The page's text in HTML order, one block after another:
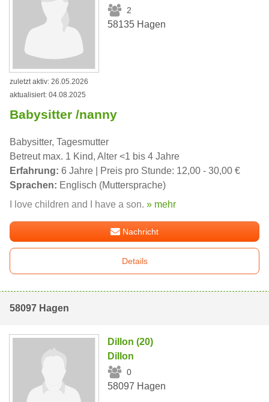
2
58135 Hagen
zuletzt aktiv: 26.05.2026
aktualisiert: 04.08.2025
Babysitter /nanny
Babysitter, Tagesmutter
Betreut max. 1 Kind, Alter <1 bis 4 Jahre
Erfahrung: 6 Jahre | Preis pro Stunde: 12,00 - 30,00 €
Sprachen: Englisch (Muttersprache)
I love children and I have a son. » mehr
Nachricht
Details
58097 Hagen
Dillon (20)
Dillon
0
58097 Hagen